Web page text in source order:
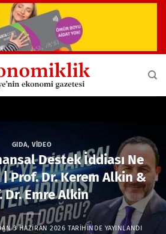
GIDA,VIDEO
Destek İddiası Ne
Prof. Dr. Kerem Alkin &
Dr. Emre Alkin
3 HAZIRAN 2026 TARIHINDE YAYINLANDI